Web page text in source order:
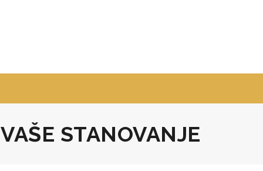
STANOVANJE